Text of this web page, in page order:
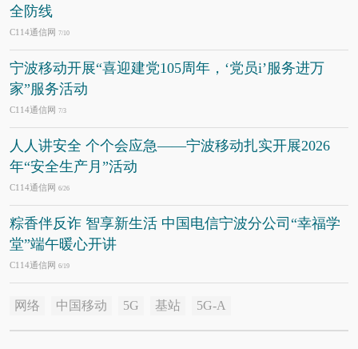
全防线
C114通信网 7/10
宁波移动开展“喜迎建党105周年，‘党员i’服务进万
家”服务活动
C114通信网 7/3
人人讲安全 个个会应急——宁波移动扎实开展2026
年“安全生产月”活动
C114通信网 6/26
粽香伴反诈 智享新生活 中国电信宁波分公司“幸福学
堂”端午暖心开讲
C114通信网 6/19
网络 中国移动 5G 基站 5G-A